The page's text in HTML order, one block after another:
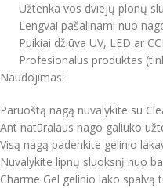
Užtenka vos dviejų plonų
Lengvai pašalinami nuo
Puikiai džiūva UV, LED ar
Profesionalus produktas
Naudojimas:
Paruoštą nagą nuvalykite su
Ant natūralaus nago galiuko
Visą nagą padenkite gelinio
Nuvalykite lipnų sluoksnį nuo
Charme Gel gelinio lako spalvą